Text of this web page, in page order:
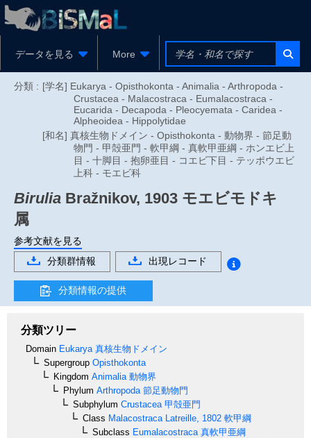
データを見る More
分類 : [学名] Eukarya - Opisthokonta - Animalia - Arthropoda -
Crustacea - Malacostraca - Eumalacostraca -
Eucarida - Decapoda - Pleocyemata - Caridea -
Alpheoidea - Hippolytidae
[和名] 真核生物ドメイン - Opisthokonta - 動物界 - 節足動
物門 - 甲殻亜門 - 軟甲綱 - 真軟甲亜綱 - ホンエビ上
目 - 十脚目 - 抱卵亜目 - コエビ下目 - テッポウエビ
上科 - モエビ科
Birulia Bražnikov, 1903 モエビモドキ
属
参考文献を見る
分類群情報
出現レコード
分類情報の提供
分類ツリー
Domain Eukarya 真核生物ドメイン
Supergroup Opisthokonta
Kingdom Animalia 動物界
Phylum Arthropoda 節足動物門
Subphylum Crustacea 甲殻亜門
Class Malacostraca Latreille, 1802 軟甲綱
Subclass Eumalacostraca 真軟甲亜綱